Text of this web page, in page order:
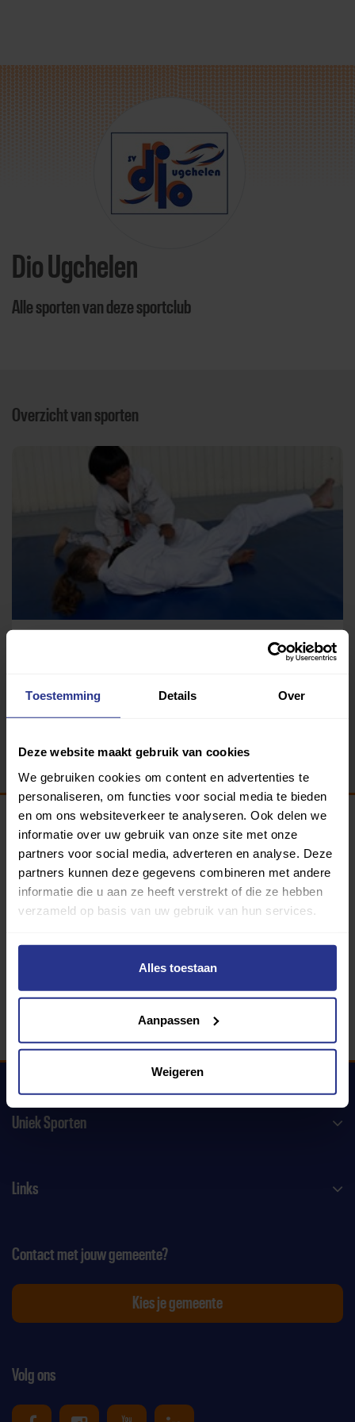
Toestemming Details Over
Deze website maakt gebruik van cookies
We gebruiken cookies om content en advertenties te
personaliseren, om functies voor social media te bieden
en om ons websiteverkeer te analyseren. Ook delen we
informatie over uw gebruik van onze site met onze
partners voor social media, adverteren en analyse. Deze
partners kunnen deze gegevens combineren met andere
informatie die u aan ze heeft verstrekt of die ze hebben
verzameld op basis van uw gebruik van hun services.
Alles toestaan
Aanpassen
Weigeren
Direct door naar content
Dio Ugchelen
Alle sporten van deze sportclub
Overzicht van sporten
Programma van:
340 gemeenten
Uniek Sporten
Links
Volg ons
Contact met jouw gemeente?
Kies je gemeente